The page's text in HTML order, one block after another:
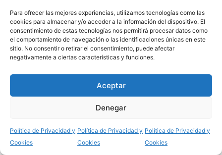
Para ofrecer las mejores experiencias, utilizamos tecnologías como las
cookies para almacenar y/o acceder a la información del dispositivo. El
consentimiento de estas tecnologías nos permitirá procesar datos como
el comportamiento de navegación o las identificaciones únicas en este
sitio. No consentir o retirar el consentimiento, puede afectar
negativamente a ciertas características y funciones.
Aceptar
Denegar
Política de Privacidad y
Cookies
Política de Privacidad y
Cookies
Política de Privacidad y
Cookies